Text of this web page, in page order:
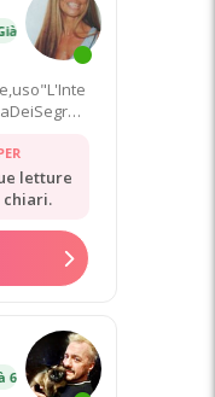
21 000 consulti
letture
chiari.
400 consulti